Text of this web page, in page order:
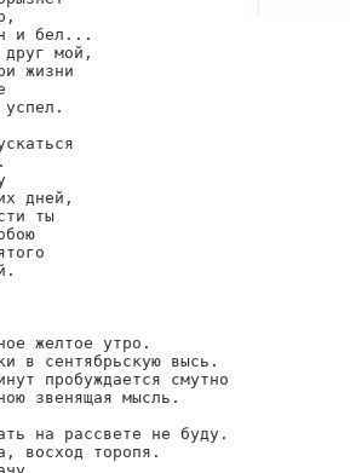
и бел...
мой,
жизни
успел.
дней,
ты
желтое утро.
в сентябрьскую высь.
пробуждается смутно
звенящая мысль.
на рассвете не буду.
восход торопя.